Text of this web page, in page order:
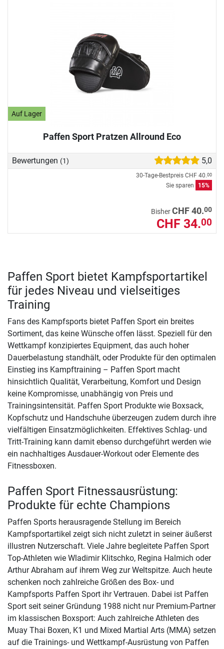
Auf Lager
Paffen Sport Pratzen Allround Eco
Bewertungen (1) 5,0
30-Tage-Bestpreis CHF 40.00
Sie sparen 15%
BisherCHF 40.00
CHF 34.00
Paffen Sport bietet Kampfsportartikel
für jedes Niveau und vielseitiges
Training
Fans des Kampfsports bietet Paffen Sport ein breites
Sortiment, das keine Wünsche offen lässt. Speziell für den
Wettkampf konzipiertes Equipment, das auch hoher
Dauerbelastung standhält, oder Produkte für den optimalen
Einstieg ins Kampftraining – Paffen Sport macht
hinsichtlich Qualität, Verarbeitung, Komfort und Design
keine Kompromisse, unabhängig von Preis und
Trainingsintensität. Paffen Sport Produkte wie Boxsack,
Kopfschutz und Handschuhe überzeugen zudem durch ihre
vielfältigen Einsatzmöglichkeiten. Effektives Schlag- und
Tritt-Training kann damit ebenso durchgeführt werden wie
ein nachhaltiges Ausdauer-Workout oder Elemente des
Fitnessboxen.
Paffen Sport Fitnessausrüstung:
Produkte für echte Champions
Paffen Sports herausragende Stellung im Bereich
Kampfsportartikel zeigt sich nicht zuletzt in seiner äußerst
illustren Nutzerschaft. Viele Jahre begleitete Paffen Sport
Top-Athleten wie Wladimir Klitschko, Regina Halmich oder
Arthur Abraham auf ihrem Weg zur Weltspitze. Auch heute
schenken noch zahlreiche Größen des Box- und
Kampfsports Paffen Sport ihr Vertrauen. Dabei ist Paffen
Sport seit seiner Gründung 1988 nicht nur Premium-Partner
im klassischen Boxsport: Auch zahlreiche Athleten des
Muay Thai Boxen, K1 und Mixed Martial Arts (MMA) setzen
auf die Trainings- und Wettkampf-Ausrüstung von Paffen